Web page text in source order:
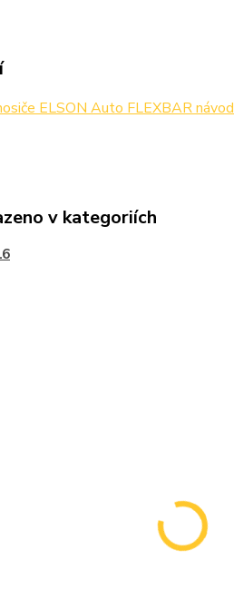
ELSON Auto FLEXBAR návod
v kategoriích